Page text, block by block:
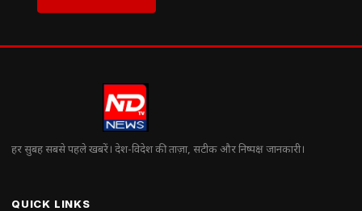
हर सुबह सबसे पहले खबरें। देश-विदेश की ताज़ा, सटीक और निष्पक्ष जानकारी।
QUICK LINKS